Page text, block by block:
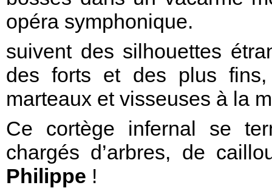
opéra symphonique.
suivent des silhouettes
des forts et des plus
marteaux et visseuses à la
Ce cortège infernal se
chargés d’arbres, de
Philippe !